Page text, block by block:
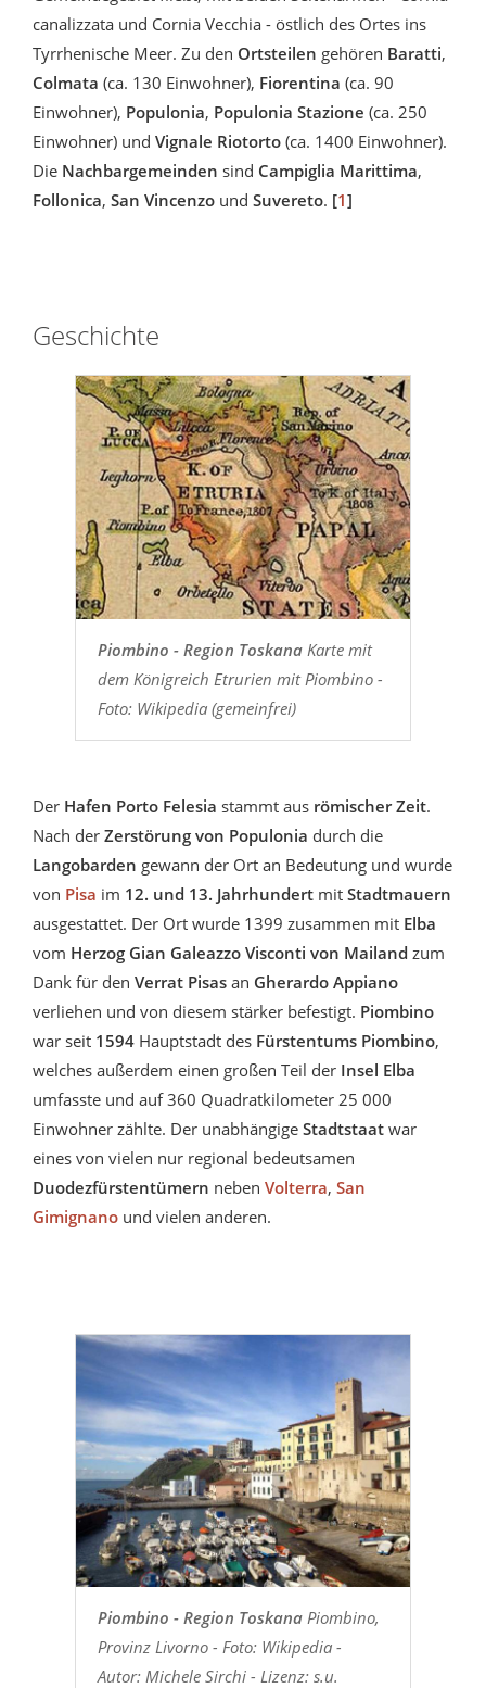
canalizzata und Cornia Vecchia - östlich des Ortes ins
Tyrrhenische Meer. Zu den Ortsteilen gehören Baratti,
Colmata (ca. 130 Einwohner), Fiorentina (ca. 90
Einwohner), Populonia, Populonia Stazione (ca. 250
Einwohner) und Vignale Riotorto (ca. 1400 Einwohner).
Die Nachbargemeinden sind Campiglia Marittima,
Follonica, San Vincenzo und Suvereto. [1]
Geschichte
Piombino - Region ToskanaKarte mit
dem Königreich Etrurien mit Piombino -
Foto: Wikipedia (gemeinfrei)
Der Hafen Porto Felesia stammt aus römischer Zeit.
Nach der Zerstörung von Populonia durch die
Langobarden gewann der Ort an Bedeutung und wurde
von Pisa im 12. und 13. Jahrhundert mit Stadtmauern
ausgestattet. Der Ort wurde 1399 zusammen mit Elba
vom Herzog Gian Galeazzo Visconti von Mailand zum
Dank für den Verrat Pisas an Gherardo Appiano
verliehen und von diesem stärker befestigt. Piombino
war seit 1594 Hauptstadt des Fürstentums Piombino,
welches außerdem einen großen Teil der Insel Elba
umfasste und auf 360 Quadratkilometer 25 000
Einwohner zählte. Der unabhängige Stadtstaat war
eines von vielen nur regional bedeutsamen
Duodezfürstentümern neben Volterra, San
Gimignano und vielen anderen.
Piombino - Region ToskanaPiombino,
Provinz Livorno - Foto: Wikipedia -
Autor: Michele Sirchi - Lizenz: s.u.